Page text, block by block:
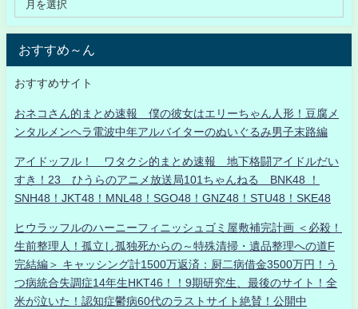
おすすめ～ん
おすすめサイト
おネコさん的まとめ速報 僕の彼女はエリーちゃん人形！豆腐メ
ンタルメンヘラ電波中年アルバイターのぬいぐるみ男子末路編
アイドッフル！ ワタクシ的まとめ速報 地下格闘アイドルだい
すき！23 ひうらのアニメ放送局101ちゃんねる BNK48 ！
SNH48！JKT48！MNL48！SGO48！GNZ48！STU48！SKE48
ヒウラッフルのハーニーフィニッシュゴミ屋敷補完計画 ＜必殺！
生前整理人！孤立し孤独死からの～特殊清掃・遺品整理への道F
完結編＞ キャッシング計1500万返済：厨二病借金3500万円！う
つ病統合失調症14年生HKT46！！9期研究生、最後のサイト！全
米が泣いた！認知症鬱病60代のラストサイト絶賛！公開中